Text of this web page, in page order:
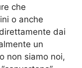
che
o anche
dai
un
non siamo noi,